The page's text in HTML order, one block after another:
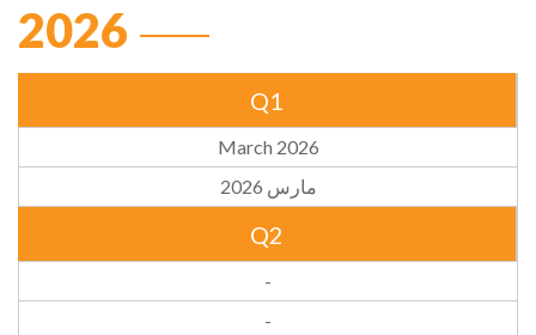
2026
Q1
March 2026
مارس 2026
Q2
-
-